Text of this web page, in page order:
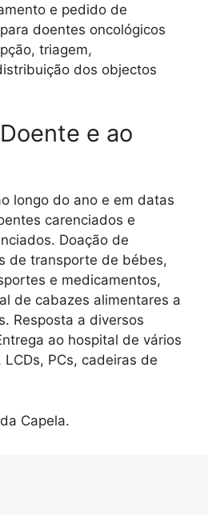
e pedido de
doentes oncológicos
triagem,
dos objectos
e ao
longo do ano e em datas
carenciados e
Doação de
de transporte de bébes,
e medicamentos,
de cabazes alimentares a
Resposta a diversos
ao hospital de vários
PCs, cadeiras de
Capela.